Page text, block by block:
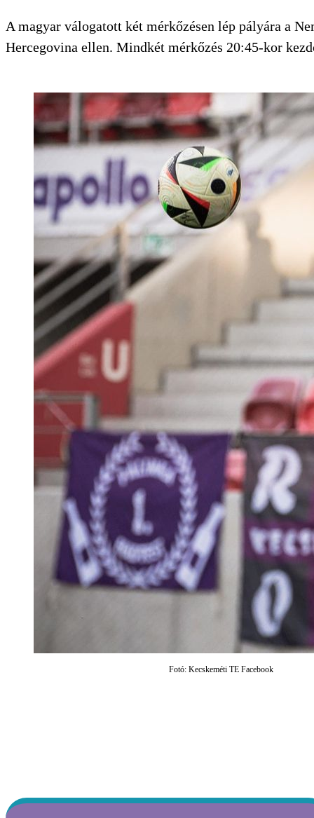
A magyar válogatott két mérkőzésen lép pályára a
Hercegovina ellen. Mindkét mérkőzés 20:45-kor
Fotó: Kecskeméti TE Facebook